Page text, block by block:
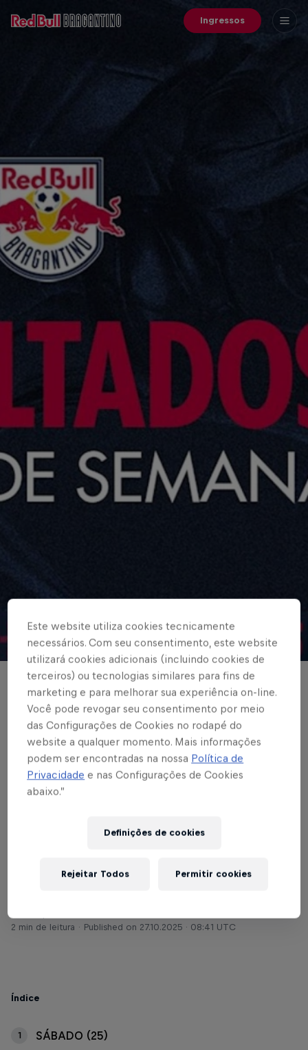
Ingressos
© Red Bull Bragantino
BRASILEIRÃO
Red Bull Bragantino
encerra fim de
semana com
definições na base e
rodada pelo
2 min de leitura
Published on 27.10.2025 · 08:41 UTC
Índice
1 SÁBADO (25)
Este website utiliza cookies tecnicamente
necessários. Com seu consentimento, este website
utilizará cookies adicionais (incluindo cookies de
terceiros) ou tecnologias similares para fins de
marketing e para melhorar sua experiência on-line.
Você pode revogar seu consentimento por meio
das Configurações de Cookies no rodapé do
website a qualquer momento. Mais informações
podem ser encontradas na nossa Política de
Privacidade e nas Configurações de Cookies
abaixo.”
Definições de cookies
Rejeitar Todos Permitir cookies